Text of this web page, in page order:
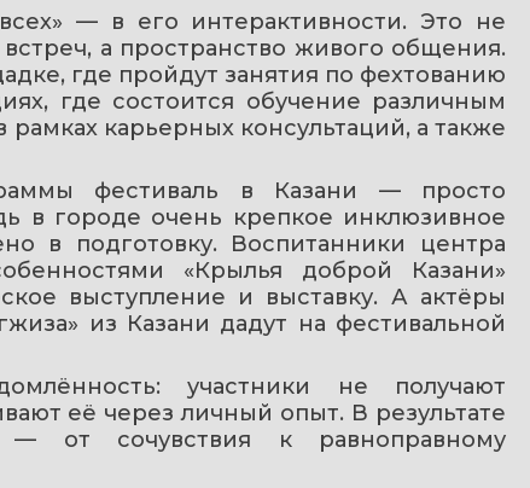
— в его интерактивности. Это не
а пространство живого общения.
где пройдут занятия по фехтованию
где состоится обучение различным
карьерных консультаций, а также
фестиваль в Казани — просто
в городе очень крепкое инклюзивное
в подготовку. Воспитанники центра
«Крылья доброй Казани»
выступление и выставку. А актёры
из Казани дадут на фестивальной
участники не получают
её через личный опыт. В результате
от сочувствия к равноправному